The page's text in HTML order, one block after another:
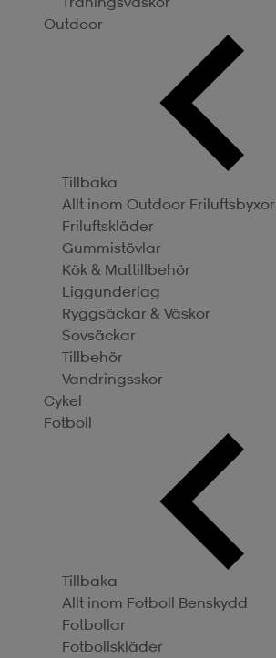
Outdoor
Tillbaka
Allt inom Outdoor Friluftsbyxor
Friluftskläder
Gummistövlar
Kök & Mattillbehör
Liggunderlag
Ryggsäckar & Väskor
Sovsäckar
Tillbehör
Vandringsskor
Cykel
Fotboll
Tillbaka
Allt inom Fotboll Benskydd
Fotbollar
Fotbollskläder